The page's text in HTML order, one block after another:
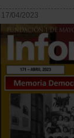
17/04/2023